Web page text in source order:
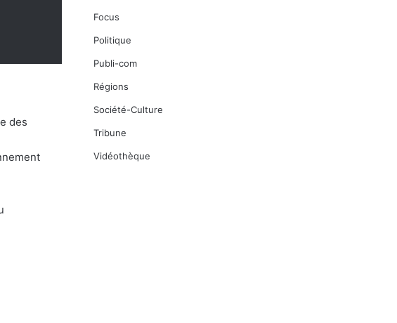
des
Focus
Politique
Publi-com
Régions
Société-Culture
Tribune
Vidéothèque